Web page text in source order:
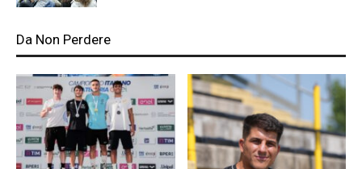
Da Non Perdere